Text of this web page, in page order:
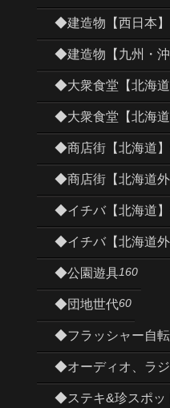
◆建造物【西日本】
◆建造物【九州・沖
◆大衆食堂【北海道
◆大衆食堂【北海道
◆商店街【北海道】
◆商店街【北海道外
◆イチバ【北海道】
◆イチバ【北海道外
◆公園遊具160
◆団地世代60
◆フラッシャー自
◆オーディオ、ラ
◆ステキ&珍スポッ